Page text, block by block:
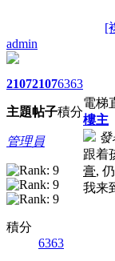
[
admin
2107
主題
2107
帖子
6363
積分
管理員
積分
6363
電梯
樓主
發
跟着
膏,
我来